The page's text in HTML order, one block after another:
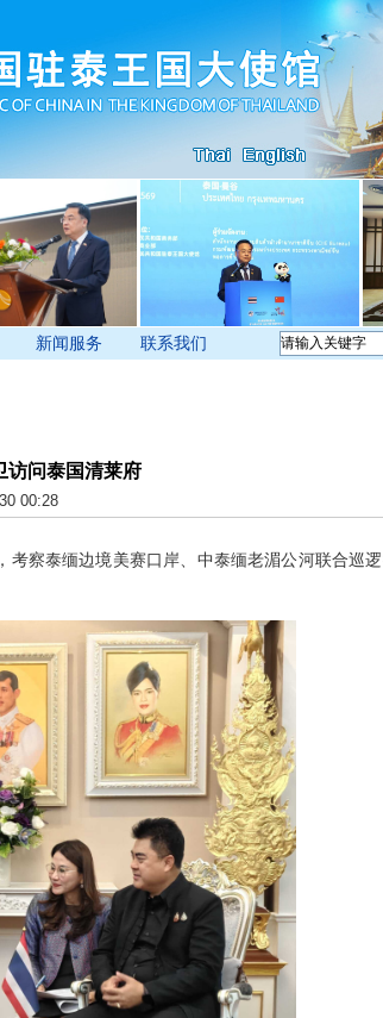
新闻服务 联系我们
访问泰国清莱府
00:28
察泰缅边境美赛口岸、中泰缅老湄公河联合巡